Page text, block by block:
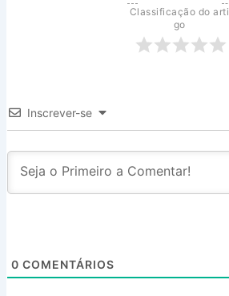
Classificação do arti
go
Inscrever-se
0 COMENTÁRIOS